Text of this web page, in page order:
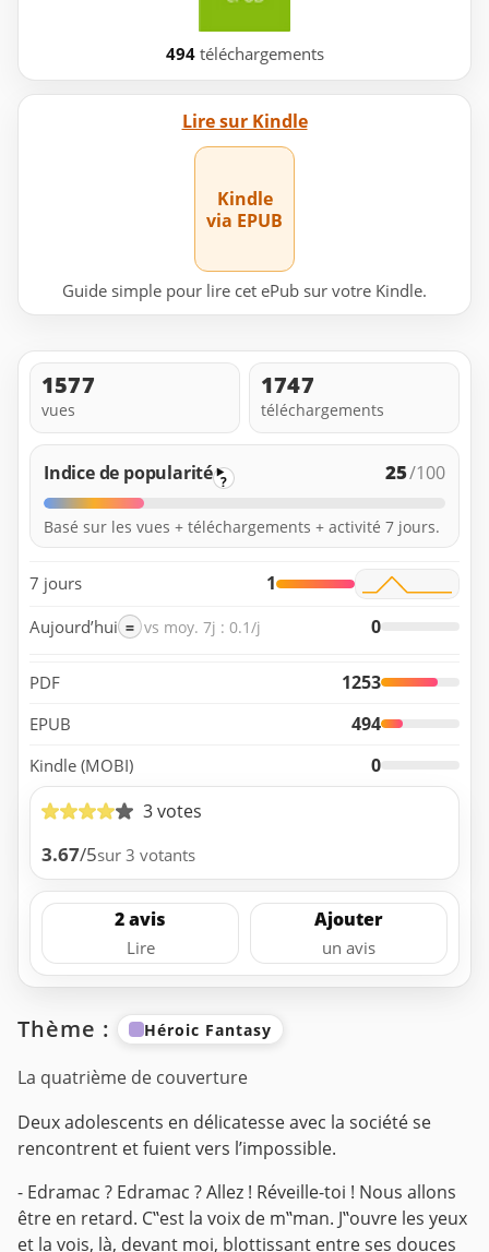
494téléchargements
Lire sur Kindle
Kindle
via EPUB
Guide simple pour lire cet ePub sur votre Kindle.
1577
vues
1747
téléchargements
Indice de popularité ? 25/100
Basé sur les vues + téléchargements + activité 7 jours.
7 jours 1
Aujourd’hui = vs moy. 7j : 0.1/j 0
PDF 1253
EPUB 494
Kindle (MOBI)
0
3 votes
3.67/5sur 3 votants
2 avis
Lire
Ajouter
un avis
Thème : Héroic Fantasy
La quatrième de couverture
Deux adolescents en délicatesse avec la société se
rencontrent et fuient vers l’impossible.
- Edramac ? Edramac ? Allez ! Réveille-toi ! Nous allons
être en retard. C‟est la voix de m‟man. J‟ouvre les yeux
et la vois, là, devant moi, blottissant entre ses douces